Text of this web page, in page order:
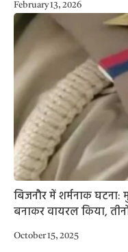
February 13, 2026
बिजनौर में शर्मनाक घटना:
बनाकर वायरल किया,
October 15, 2025